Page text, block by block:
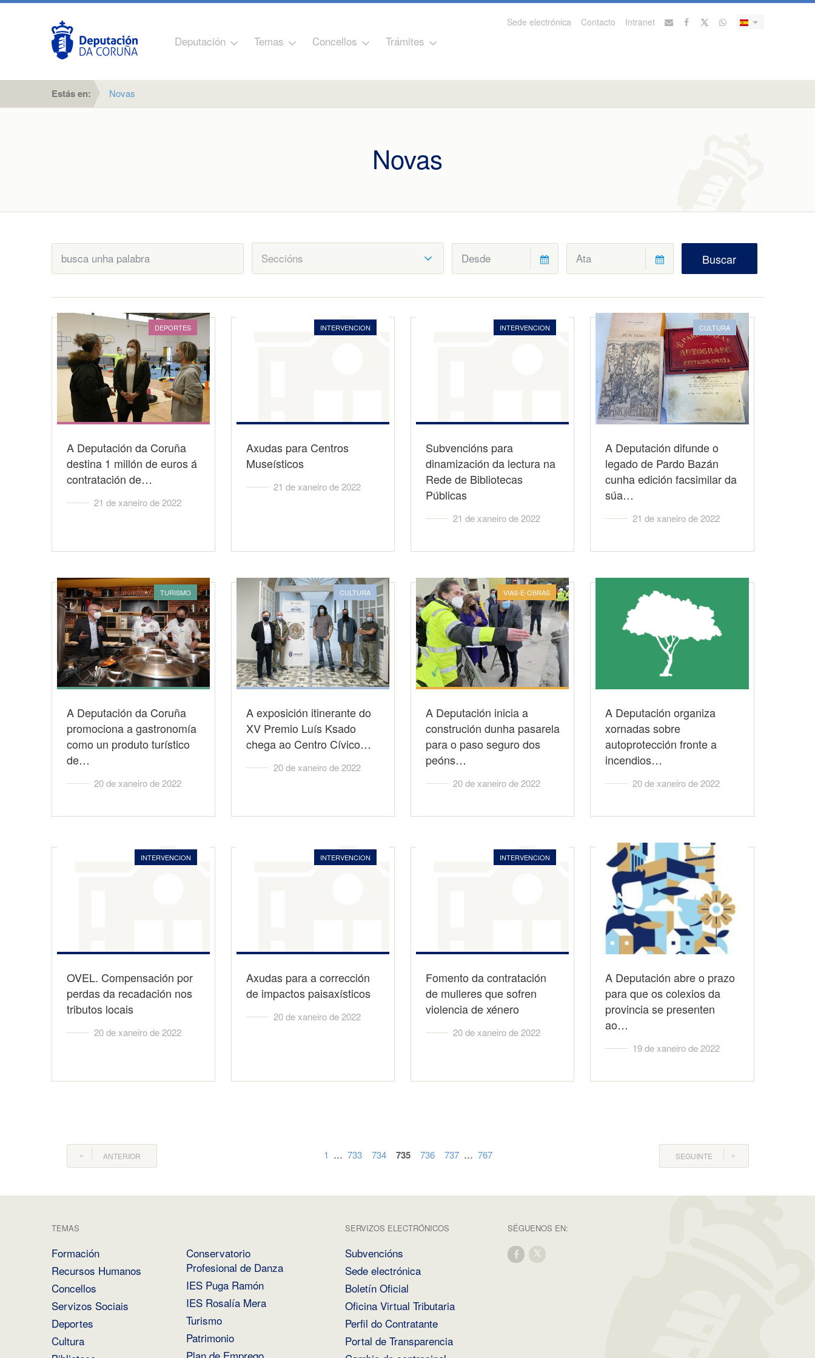
Sede electrónica Contacto Intranet
Deputación Temas Concellos Trámites
Estás en: Novas
Novas
Buscar
DEPORTES
A Deputación da Coruña
destina 1 millón de euros á
contratación de…
21 de xaneiro de 2022
INTERVENCION
Axudas para Centros
Museísticos
21 de xaneiro de 2022
INTERVENCION
Subvencións para
dinamización da lectura na
Rede de Bibliotecas
Públicas
21 de xaneiro de 2022
CULTURA
A Deputación difunde o
legado de Pardo Bazán
cunha edición facsimilar da
súa…
21 de xaneiro de 2022
TURISMO
A Deputación da Coruña
promociona a gastronomía
como un produto turístico
de…
20 de xaneiro de 2022
CULTURA
A exposición itinerante do
XV Premio Luís Ksado
chega ao Centro Cívico…
20 de xaneiro de 2022
VIAS-E-OBRAS
A Deputación inicia a
construción dunha pasarela
para o paso seguro dos
peóns…
20 de xaneiro de 2022
A Deputación organiza
xornadas sobre
autoprotección fronte a
incendios…
20 de xaneiro de 2022
INTERVENCION
OVEL. Compensación por
perdas da recadación nos
tributos locais
20 de xaneiro de 2022
INTERVENCION
Axudas para a corrección
de impactos paisaxísticos
20 de xaneiro de 2022
INTERVENCION
Fomento da contratación
de mulleres que sofren
violencia de xénero
20 de xaneiro de 2022
A Deputación abre o prazo
para que os colexios da
provincia se presenten
ao…
19 de xaneiro de 2022
ANTERIOR 1 ... 733 734 735 736 737 ... 767 SEGUINTE
TEMAS
Formación
Recursos Humanos
Concellos
Servizos Sociais
Deportes
Cultura
Conservatorio
Profesional de Danza
IES Puga Ramón
IES Rosalía Mera
Turismo
Patrimonio
SERVIZOS ELECTRÓNICOS
Subvencións
Sede electrónica
Boletín Oficial
Oficina Virtual Tributaria
Perfil do Contratante
Portal de Transparencia
SÉGUENOS EN: